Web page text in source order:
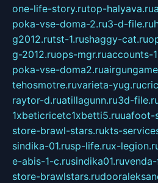
one-life-story.rutop-halyava.ru
poka-vse-doma-2.ru3-d-file.ru
g2012.rutst-1.rushaggy-cat.ru
g-2012.ruops-mgr.ruaccounts-
poka-vse-doma2.ru
tehosmotre.ruvarieta-yug.ru
raytor-d.ruatillagunn.ru3d-
1xbeticricetc1xbetti5.ruuafoot-
store-brawl-stars.rukts-
sindika-01.rusp-life.rux-
e-abis-1-c.rusindika01.ru
store-brawlstars.ru